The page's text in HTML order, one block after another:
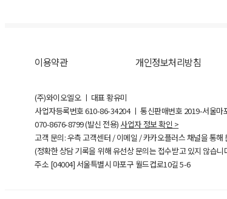
이용약관 개인정보처리방침
(주)와이오엘오 ㅣ 대표 황유미
사업자등록번호610-86-34204ㅣ 통신판매번호 2019-서울마
070-8676-8799 (발신 전용) 사업자 정보 확인 >
고객 문의: 우측 고객센터 / 이메일 / 카카오플러스 채널을 통해
(정확한 상담 기록을 위해 유선상 문의는 접수받고 있지 않습니
주소 [04004] 서울특별시 마포구 월드컵로10길5-6